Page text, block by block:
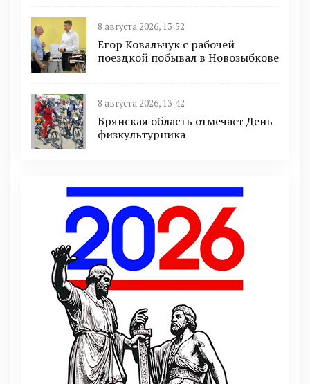
8 августа 2026, 13:52
Егор Ковальчук с рабочей
поездкой побывал в Новозыбкове
8 августа 2026, 13:42
Брянская область отмечает День
физкультурника